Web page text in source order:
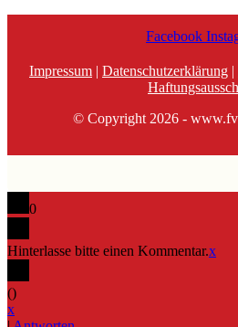
Facebook
Impressum | Datenschutzerklärung |
© Copyright 2026 -
0
Hinterlasse bitte einen Kommentar.x
()
x